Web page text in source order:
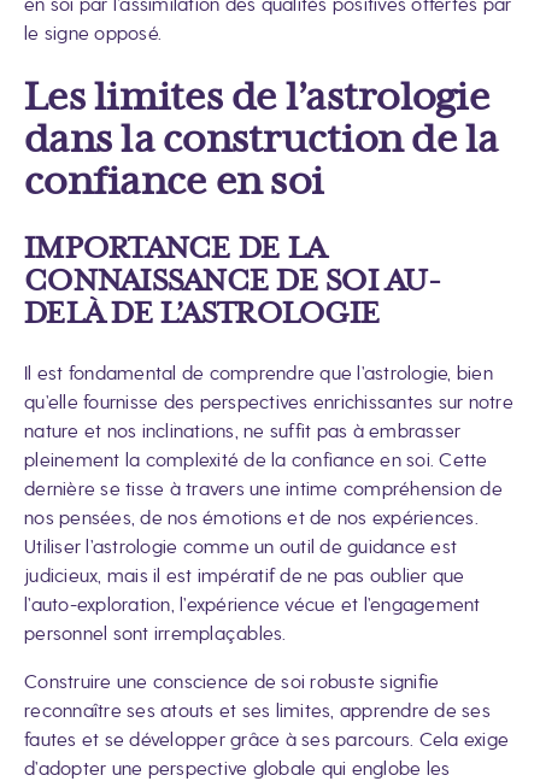
le signe opposé.
Les limites de l’astrologie
dans la construction de la
confiance en soi
IMPORTANCE DE LA
CONNAISSANCE DE SOI AU-
DELÀ DE L’ASTROLOGIE
Il est fondamental de comprendre que l’astrologie, bien
qu’elle fournisse des perspectives enrichissantes sur notre
nature et nos inclinations, ne suffit pas à embrasser
pleinement la complexité de la confiance en soi. Cette
dernière se tisse à travers une intime compréhension de
nos pensées, de nos émotions et de nos expériences.
Utiliser l’astrologie comme un outil de guidance est
judicieux, mais il est impératif de ne pas oublier que
l’auto-exploration, l’expérience vécue et l’engagement
personnel sont irremplaçables.
Construire une conscience de soi robuste signifie
reconnaître ses atouts et ses limites, apprendre de ses
fautes et se développer grâce à ses parcours. Cela exige
d’adopter une perspective globale qui englobe les